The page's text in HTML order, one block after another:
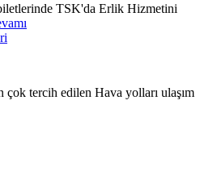
TSK'da Erlik Hizmetini
tercih edilen Hava yolları ulaşım